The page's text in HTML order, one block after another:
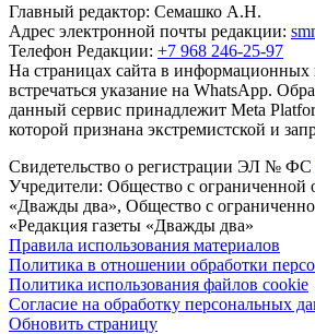
Главный редактор: Семашко А.Н.
Адрес электронной почты редакции:
Телефон Редакции: +7 968 246-25-97
На страницах сайта в информационных
встречаться указание на WhatsApp.
данный сервис принадлежит Meta
которой признана экстремистской и
Свидетельство о регистрации ЭЛ № ФС
Учредители: Общество с ограниченной
«Дважды два», Общество с
«Редакция газеты «Дважды два»
Правила использования материалов
Политика в отношении обработки
Политика использования файлов cookie
Согласие на обработку персональных
Обновить страницу